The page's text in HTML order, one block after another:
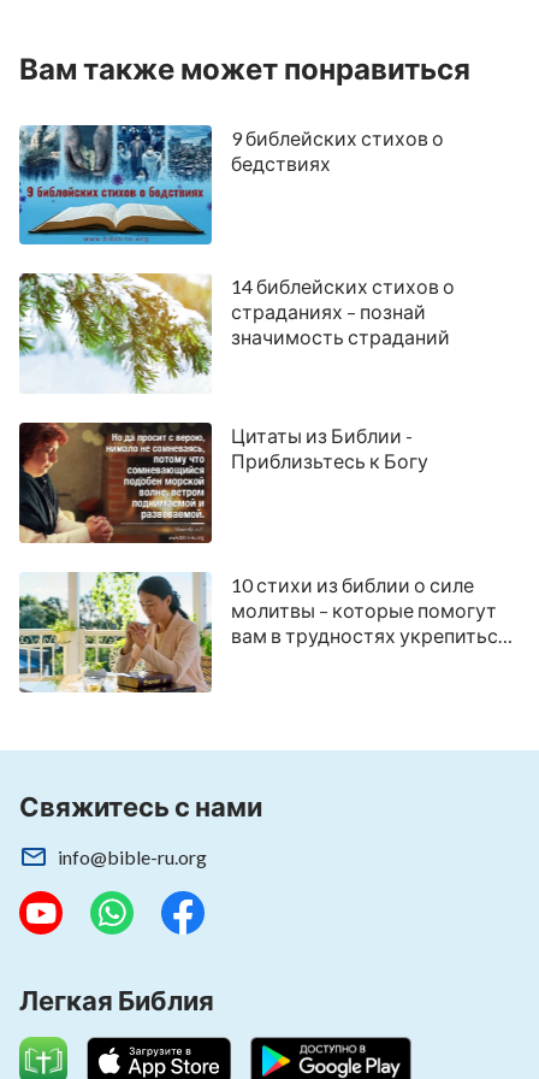
В чем смысл воскресения Христа и Его
явление для Фомы и Петра?
Вам также может понравиться
9 библейских стихов о
бедствиях
14 библейских стихов о
страданиях – познай
значимость страданий
Цитаты из Библии -
Приблизьтесь к Богу
10 стихи из библии о силе
молитвы – которые помогут
вам в трудностях укрепиться
Свяжитесь с нами
info@bible-ru.org
Легкая Библия